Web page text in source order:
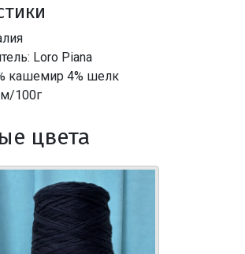
Loro Piana
кашемир 4% шелк
100г
цвета